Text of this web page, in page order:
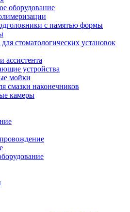
оборудование
с памятью формы
стоматологических установок
ассистента
устройства
мойки
смазки наконечников
камеры